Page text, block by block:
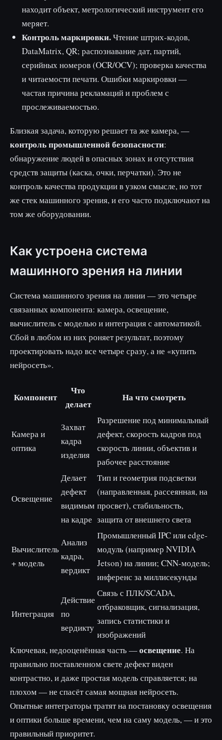
находит объект, метрологический инструмент его
меряет.
Контроль маркировки.Чтение штрих-кодов,
DataMatrix, QR; распознавание дат, партий,
серийных номеров (OCR/OCV); проверка качества
и читаемости печати. Ошибки маркировки —
частая причина рекламаций и проблем с
прослеживаемостью.
Близкая задача, которую решает та же камера, —
контроль промышленной безопасности:
обнаружение людей в опасных зонах и отсутствия
средств защиты (каска, очки, перчатки). Это не
контроль качества продукции в узком смысле, но тот
же стек машинного зрения, и его часто подключают на
том же оборудовании.
Как устроена система
машинного зрения на линии
Система машинного зрения на линии — это четыре
связанных компонента: камера, освещение,
вычислитель с моделью и интеграция с автоматикой.
Сбой в любом из них роняет результат, поэтому
проектировать надо все четыре сразу, а не «купить
нейросеть».
Компонент
Что
делает
На что смотреть
Камера и
оптика
Захват
кадра
изделия
Разрешение под минимальный
дефект, скорость кадров под
скорость линии, объектив и
рабочее расстояние
Освещение
Делает
дефект
видимым
на кадре
Тип и геометрия подсветки
(направленная, рассеянная, на
просвет), стабильность,
защита от внешнего света
Вычислитель
+ модель
Анализ
кадра,
вердикт
Промышленный IPC или edge-
модуль (например NVIDIA
Jetson) на линии; CNN-модель;
инференс за миллисекунды
Интеграция
Действие
по
вердикту
Связь с ПЛК/SCADA,
отбраковщик, сигнализация,
запись статистики и
изображений
Ключевая, недооценённая часть —освещение. На
правильно поставленном свете дефект виден
контрастно, и даже простая модель справляется; на
плохом — не спасёт самая мощная нейросеть.
Опытные интеграторы тратят на постановку освещения
и оптики больше времени, чем на саму модель, — и это
правильный приоритет.